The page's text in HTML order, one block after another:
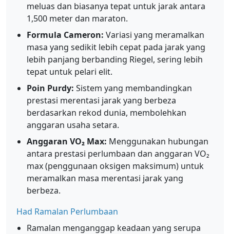
meluas dan biasanya tepat untuk jarak antara
1,500 meter dan maraton.
Formula Cameron: Variasi yang meramalkan
masa yang sedikit lebih cepat pada jarak yang
lebih panjang berbanding Riegel, sering lebih
tepat untuk pelari elit.
Poin Purdy: Sistem yang membandingkan
prestasi merentasi jarak yang berbeza
berdasarkan rekod dunia, membolehkan
anggaran usaha setara.
Anggaran VO₂ Max: Menggunakan hubungan
antara prestasi perlumbaan dan anggaran VO₂
max (penggunaan oksigen maksimum) untuk
meramalkan masa merentasi jarak yang
berbeza.
Had Ramalan Perlumbaan
Ramalan menganggap keadaan yang serupa